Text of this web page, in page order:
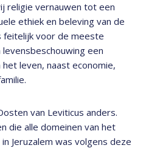
religie vernauwen tot een
ethiek en beleving van de
feitelijk voor de meeste
een
leven, naast economie,
van Leviticus anders.
die alle domeinen van het
Jeruzalem was volgens deze